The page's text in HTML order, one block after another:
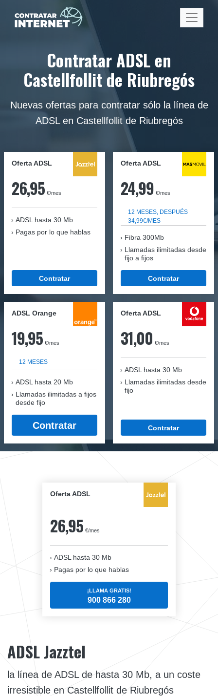
Contratar ADSL en
Castellfollit de Riubregós
Nuevas ofertas para contratar sólo la línea de
ADSL en Castellfollit de Riubregós
Oferta ADSL
26,95 €/mes
ADSL hasta 30 Mb
Pagas por lo que hablas
Contratar
Oferta ADSL
24,99 €/mes
12 MESES, DESPUÉS
34,99€/MES
Fibra 300Mb
Llamadas ilimitadas desde
fijo a fijos
Contratar
ADSL Orange
19,95 €/mes
12 MESES
ADSL hasta 20 Mb
Llamadas ilimitadas a fijos
desde fijo
Contratar
Oferta ADSL
31,00 €/mes
ADSL hasta 30 Mb
Llamadas ilimitadas desde
fijo
Contratar
Oferta ADSL
26,95 €/mes
ADSL hasta 30 Mb
Pagas por lo que hablas
¡LLAMA GRATIS!
900 866 280
ADSL Jazztel
la línea de ADSL de hasta 30 Mb, a un coste
irresistible en Castellfollit de Riubregós